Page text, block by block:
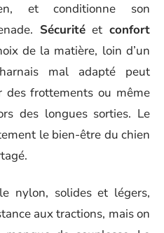
et conditionne son
Sécuritéetconfort
de la matière, loin d’un
mal adapté peut
des frottements ou même
des longues sorties. Le
le bien-être du chien
nylon, solides et légers,
aux tractions, mais on